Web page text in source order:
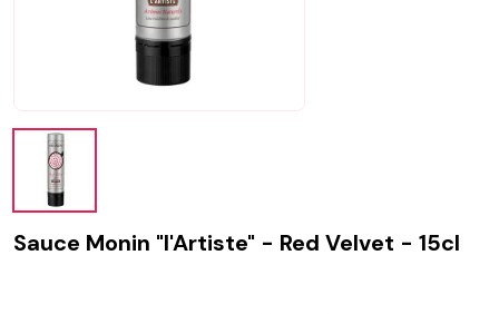
Sauce Monin "l'Artiste" - Red Velvet - 15cl